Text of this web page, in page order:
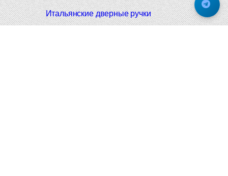
Итальянские дверные ручки